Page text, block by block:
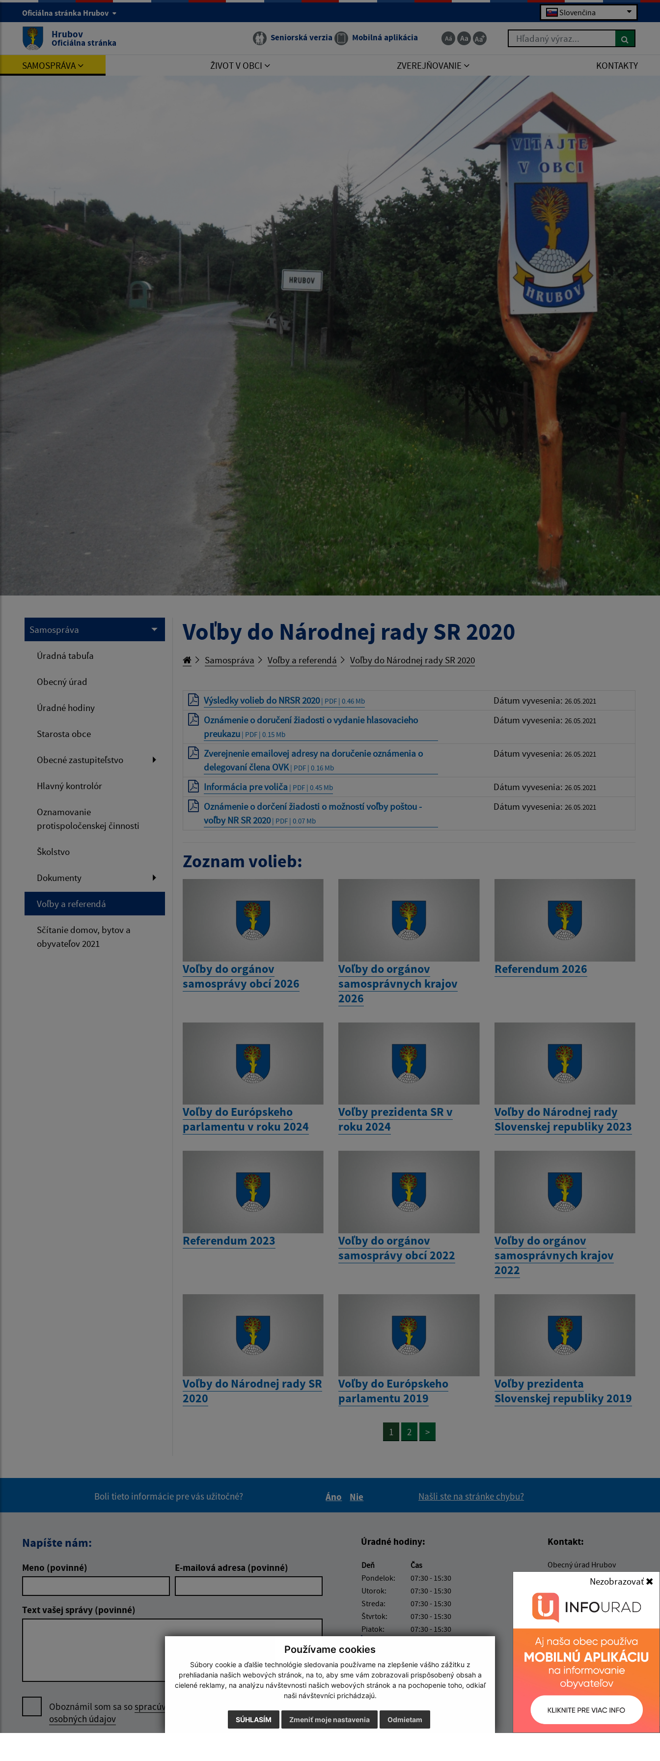
Používame cookies
Súbory cookie a ďalšie technológie sledovania používame na zlepšenie vášho zážitku z
prehliadania našich webových stránok, na to, aby sme vám zobrazovali prispôsobený obsah a
cielené reklamy, na analýzu návštevnosti našich webových stránok a na pochopenie toho, odkiaľ
naši návštevníci prichádzajú.
SÚHLASÍM Odmietam
Zmeniť moje nastavenia
Nezobrazovať
Oficiálna stránka Hrubov Slovenčina
Hrubov
Oficiálna stránka Seniorská verzia Mobilná aplikácia Hľadaný výraz...
SAMOSPRÁVA ŽIVOT V OBCI ZVEREJŇOVANIE KONTAKTY
Samospráva
Úradná tabuľa
Obecný úrad
Úradné hodiny
Starosta obce
Obecné zastupiteľstvo
Hlavný kontrolór
Oznamovanie
protispoločenskej činnosti
Školstvo
Dokumenty
Voľby a referendá
Sčítanie domov, bytov a
obyvateľov 2021
Voľby do Národnej rady SR 2020
Samospráva Voľby a referendá Voľby do Národnej rady SR 2020
Výsledky volieb do NRSR 2020| PDF | 0.46 Mb Dátum vyvesenia: 26.05.2021
Oznámenie o doručení žiadosti o vydanie hlasovacieho
preukazu| PDF | 0.15 Mb
Dátum vyvesenia: 26.05.2021
Zverejnenie emailovej adresy na doručenie oznámenia o
delegovaní člena OVK| PDF | 0.16 Mb
Dátum vyvesenia: 26.05.2021
Informácia pre voliča | PDF | 0.45 Mb Dátum vyvesenia: 26.05.2021
Oznámenie o dorčení žiadosti o možností voľby poštou -
voľby NR SR 2020| PDF | 0.07 Mb
Dátum vyvesenia: 26.05.2021
Zoznam volieb:
Voľby do orgánov
samosprávy obcí 2026
Voľby do orgánov
samosprávnych krajov
2026
Referendum 2026
Voľby do Európskeho
parlamentu v roku 2024
Voľby prezidenta SR v
roku 2024
Voľby do Národnej rady
Slovenskej republiky 2023
Referendum 2023
Voľby do orgánov
samosprávy obcí 2022
Voľby do orgánov
samosprávnych krajov
2022
Voľby do Národnej rady SR
2020
Voľby do Európskeho
parlamentu 2019
Voľby prezidenta
Slovenskej republiky 2019
1 2 >
Boli tieto informácie pre vás užitočné?
Áno
Nie
Našli ste na stránke chybu?
Napíšte nám:
Meno (povinné) E-mailová adresa (povinné)
Text vašej správy (povinné)
Oboznámil som sa sospracúvaním
osobných údajov
Google reCaptcha Response
Úradné hodiny:
Deň
Čas
Pondelok:
07:30 - 15:30
Utorok:
07:30 - 15:30
Streda:
07:30 - 15:30
Štvrtok:
07:30 - 15:30
Piatok:
07:30 - 15:30
Obedňajšia prestávka:
Kontakt:
Obecný úrad Hrubov
podatelna@hrubov.sk
+421 57 77 95 228
IČO: 00323004